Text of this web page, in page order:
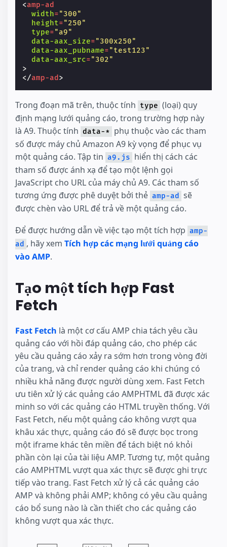
<amp-ad
width="300"
height="250"
type="a9"
data-aax_size="300x250"
data-aax_pubname="test123"
data-aax_src="302"
>
</amp-ad >
Trong đoạn mã trên, thuộc tính type (loại) quy
định mạng lưới quảng cáo, trong trường hợp này
là A9. Thuộc tính data-* phụ thuộc vào các tham
số được máy chủ Amazon A9 kỳ vọng để phục vụ
một quảng cáo. Tập tin a9.js hiển thị cách các
tham số được ánh xạ để tạo một lệnh gọi
JavaScript cho URL của máy chủ A9. Các tham số
tương ứng được phê duyệt bởi thẻ amp-ad
sẽ
được chèn vào URL để trả về một quảng cáo.
Để được hướng dẫn về việc tạo một tích hợp amp-
ad , hãy xem Tích hợp các mạng lưới quảng cáo
vào AMP.
Tạo một tích hợp Fast
Fetch
Fast Fetch là một cơ cấu AMP chia tách yêu cầu
quảng cáo với hồi đáp quảng cáo, cho phép các
yêu cầu quảng cáo xảy ra sớm hơn trong vòng đời
của trang, và chỉ render quảng cáo khi chúng có
nhiều khả năng được người dùng xem. Fast Fetch
ưu tiên xử lý các quảng cáo AMPHTML đã được xác
minh so với các quảng cáo HTML truyền thống. Với
Fast Fetch, nếu một quảng cáo không vượt qua
khâu xác thực, quảng cáo đó sẽ được bọc trong
một iframe khác tên miền để tách biệt nó khỏi
phần còn lại của tài liệu AMP. Tương tự, một quảng
cáo AMPHTML vượt qua xác thực sẽ được ghi trực
tiếp vào trang. Fast Fetch xử lý cả các quảng cáo
AMP và không phải AMP; không có yêu cầu quảng
cáo bổ sung nào là cần thiết cho các quảng cáo
không vượt qua xác thực.